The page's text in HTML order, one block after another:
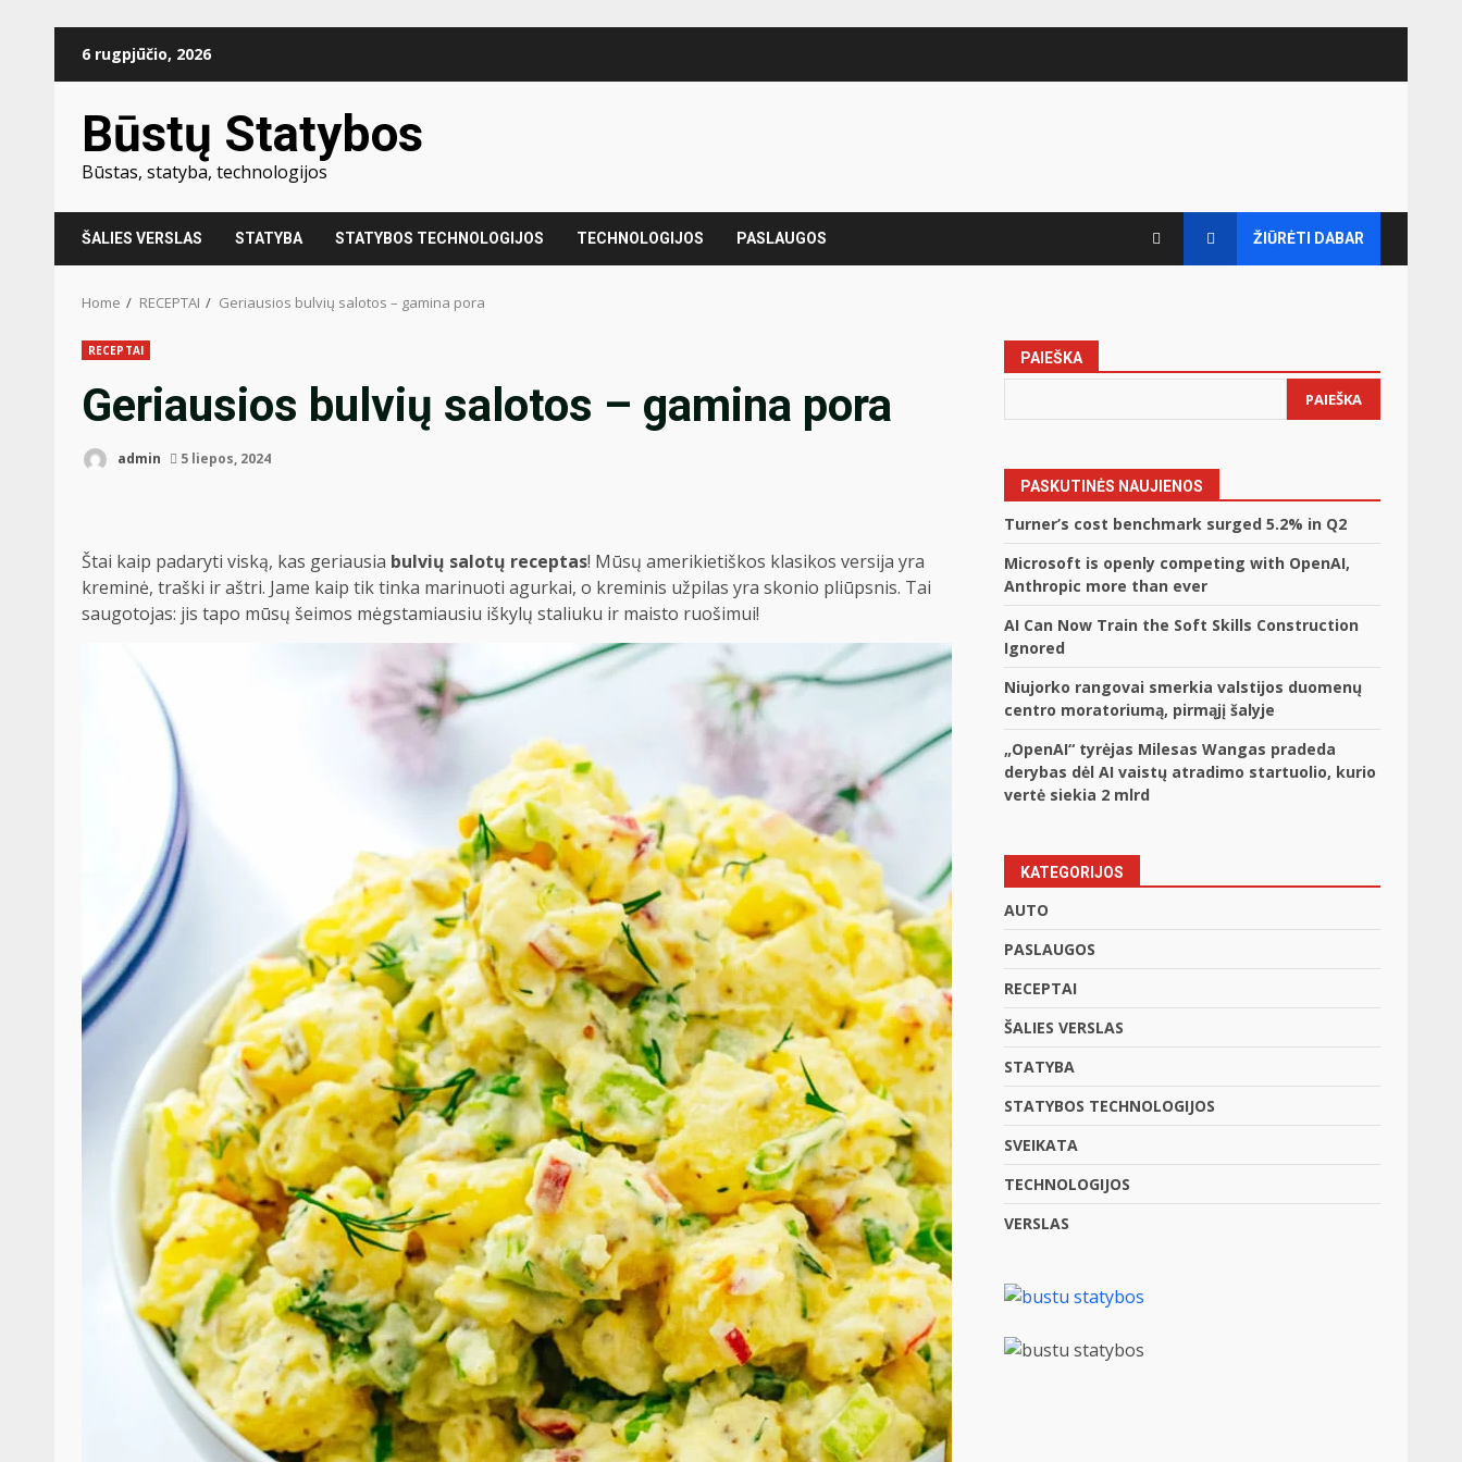
6 rugpjūčio, 2026
Būstų Statybos
Būstas, statyba, technologijos
ŠALIES VERSLAS STATYBA STATYBOS TECHNOLOGIJOS TECHNOLOGIJOS PASLAUGOS ŽIŪRĖTI DABAR
Home RECEPTAI Geriausios bulvių salotos – gamina pora
RECEPTAI
Geriausios bulvių salotos – gamina pora
admin 5 liepos, 2024
Štai kaip padaryti viską, kas geriausia bulvių salotų receptas! Mūsų amerikietiškos klasikos versija yra
kreminė, traški ir aštri. Jame kaip tik tinka marinuoti agurkai, o kreminis užpilas yra skonio pliūpsnis. Tai
saugotojas: jis tapo mūsų šeimos mėgstamiausiu iškylų ​​​​staliuku ir maisto ruošimui!
PAIEŠKA
PAIEŠKA
PASKUTINĖS NAUJIENOS
Turner’s cost benchmark surged 5.2% in Q2
Microsoft is openly competing with OpenAI,
Anthropic more than ever
AI Can Now Train the Soft Skills Construction
Ignored
Niujorko rangovai smerkia valstijos duomenų
centro moratoriumą, pirmąjį šalyje
„OpenAI“ tyrėjas Milesas Wangas pradeda
derybas dėl AI vaistų atradimo startuolio, kurio
vertė siekia 2 mlrd
KATEGORIJOS
AUTO
PASLAUGOS
RECEPTAI
ŠALIES VERSLAS
STATYBA
STATYBOS TECHNOLOGIJOS
SVEIKATA
TECHNOLOGIJOS
VERSLAS